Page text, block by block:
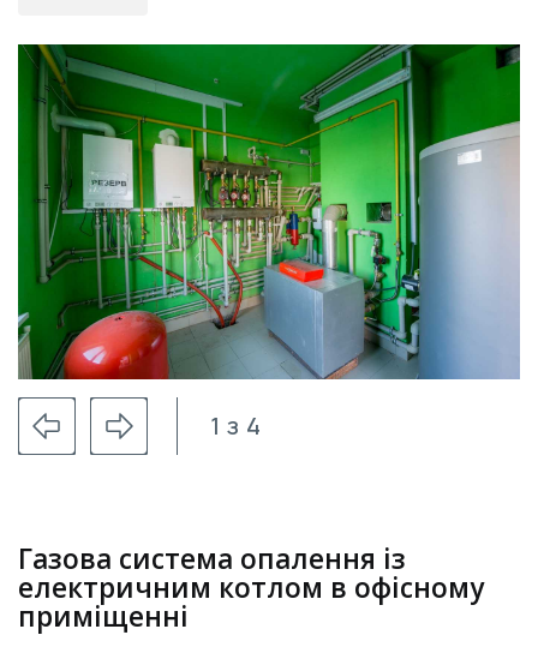
1 з 4
Газова система опалення із
електричним котлом в офісному
приміщенні